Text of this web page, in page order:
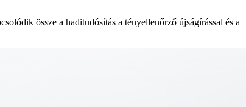
össze a haditudósítás a tényellenőrző újságírással és a